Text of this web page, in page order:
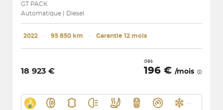
GT PACK
Automatique | Diesel
2022 ･ 95 850 km ･ Garantie 12 mois
18 923 €
dès
196 € /mois